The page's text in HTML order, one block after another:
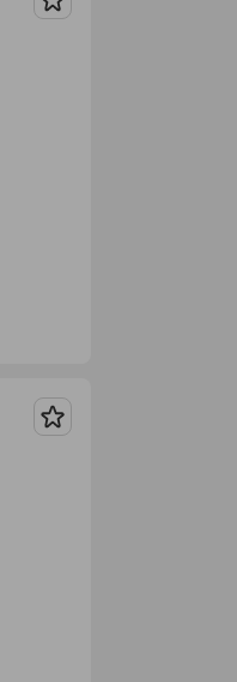
Guardar
Guardar